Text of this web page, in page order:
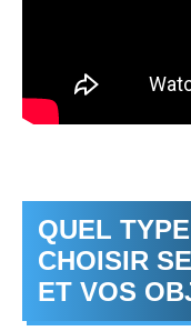
QUEL
CHOISIR
ET VOS